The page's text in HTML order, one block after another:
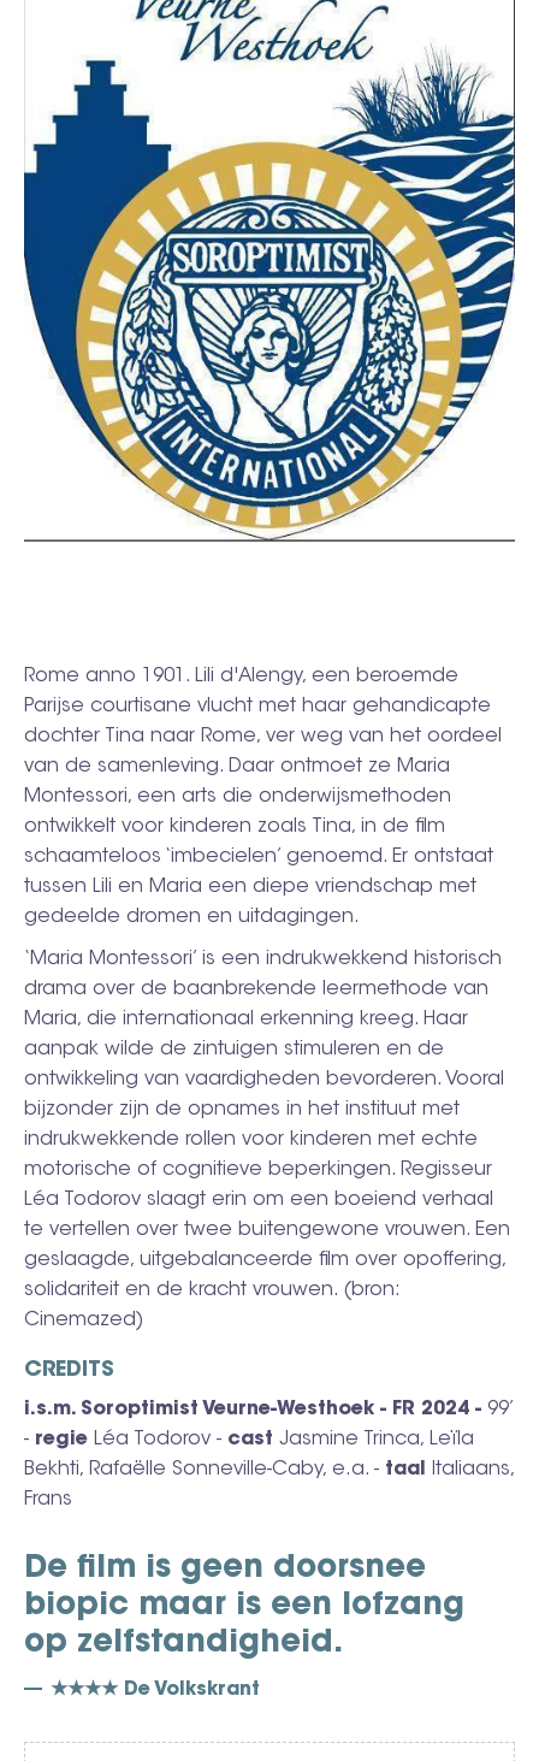
Rome anno 1901. Lili d'Alengy, een beroemde
Parijse courtisane vlucht met haar gehandicapte
dochter Tina naar Rome, ver weg van het oordeel
van de samenleving. Daar ontmoet ze Maria
Montessori, een arts die onderwijsmethoden
ontwikkelt voor kinderen zoals Tina, in de film
schaamteloos ‘imbecielen’ genoemd. Er ontstaat
tussen Lili en Maria een diepe vriendschap met
gedeelde dromen en uitdagingen.
‘Maria Montessori’ is een indrukwekkend historisch
drama over de baanbrekende leermethode van
Maria, die internationaal erkenning kreeg. Haar
aanpak wilde de zintuigen stimuleren en de
ontwikkeling van vaardigheden bevorderen. Vooral
bijzonder zijn de opnames in het instituut met
indrukwekkende rollen voor kinderen met echte
motorische of cognitieve beperkingen. Regisseur
Léa Todorov slaagt erin om een boeiend verhaal
te vertellen over twee buitengewone vrouwen. Een
geslaagde, uitgebalanceerde film over opoffering,
solidariteit en de kracht vrouwen. (bron:
Cinemazed)
CREDITS
i.s.m. Soroptimist Veurne-Westhoek - FR 2024 - 99’
- regie Léa Todorov - cast Jasmine Trinca, Leïla
Bekhti, Rafaëlle Sonneville-Caby, e.a. - taal
Italiaans,
Frans
De film is geen doorsnee
biopic maar is een lofzang
op zelfstandigheid.
★★★★ De Volkskrant
Video